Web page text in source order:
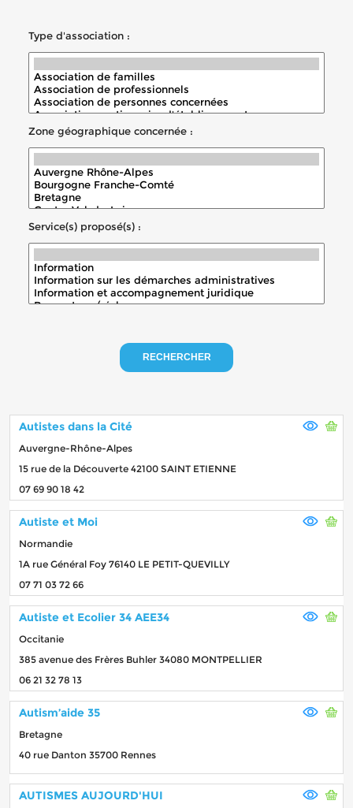
Type d'association :
Zone géographique concernée :
Service(s) proposé(s) :
RECHERCHER
Autistes dans la Cité
Auvergne-Rhône-Alpes
15 rue de la Découverte 42100 SAINT ETIENNE
07 69 90 18 42
Autiste et Moi
Normandie
1A rue Général Foy 76140 LE PETIT-QUEVILLY
07 71 03 72 66
Autiste et Ecolier 34 AEE34
Occitanie
385 avenue des Frères Buhler 34080 MONTPELLIER
06 21 32 78 13
Autism’aide 35
Bretagne
40 rue Danton 35700 Rennes
AUTISMES AUJOURD'HUI